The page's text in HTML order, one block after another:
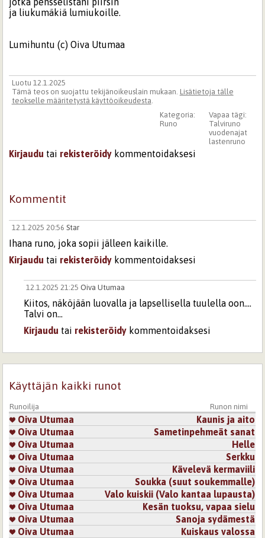
ja liukumäkiä lumiukoille.
Lumihuntu (c) Oiva Utumaa
Luotu 12.1.2025
Tämä teos on suojattu tekijänoikeuslain mukaan. Lisätietoja tälle
teokselle määritetystä käyttöoikeudesta.
Vapaa tägi:
Talviruno
vuodenajat
lastenruno
Kategoria:
Runo
Kirjaudu tai rekisteröidy kommentoidaksesi
Kommentit
12.1.2025 20:56 Star
Ihana runo, joka sopii jälleen kaikille.
Kirjaudu tai rekisteröidy kommentoidaksesi
12.1.2025 21:25Oiva Utumaa
Kiitos, näköjään luovalla ja lapsellisella tuulella oon....
Talvi on...
Kirjaudu tai rekisteröidy kommentoidaksesi
Sivut
Käyttäjän kaikki runot
Runoilija Runon nimi
Oiva Utumaa
Kaunis ja aito
Oiva Utumaa
Sametinpehmeät sanat
Oiva Utumaa
Helle
Oiva Utumaa
Serkku
Oiva Utumaa
Kävelevä kermaviili
Oiva Utumaa
Soukka (suut soukemmalle)
Oiva Utumaa
Valo kuiskii (Valo kantaa lupausta)
Oiva Utumaa
Kesän tuoksu, vapaa sielu
Oiva Utumaa
Sanoja sydämestä
Oiva Utumaa
Kuiskaus valossa